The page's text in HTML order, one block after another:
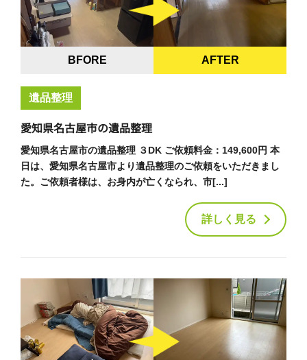
BFORE AFTER
遺品整理
愛知県名古屋市の遺品整理
愛知県名古屋市の遺品整理 ３DK ご依頼料金：149,600円 本
日は、愛知県名古屋市より遺品整理のご依頼をいただきまし
た。ご依頼者様は、お身内が亡くなられ、市[...]
詳しく見る